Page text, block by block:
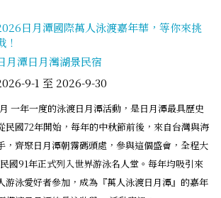
日月潭國際萬人泳渡嘉年華，等你來挑
！
月潭日月灣湖景民宿
9-1 至 2026-9-30
一年一度的泳渡日月潭活動，是日月潭最具歷史
民國72年開始，每年的中秋節前後，來自台灣與海
，齊聚日月潭朝霧碼頭處，參與這個盛會，全程大
國91年正式列入世界游泳名人堂。每年均吸引來
游泳愛好者參加，成為『萬人泳渡日月潭』的嘉年